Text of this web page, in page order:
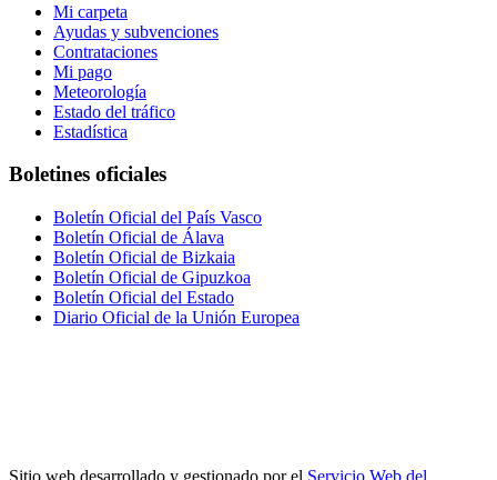
Mi carpeta
Ayudas y subvenciones
Contrataciones
Mi pago
Meteorología
Estado del tráfico
Estadística
Boletines oficiales
Boletín Oficial del País Vasco
Boletín Oficial de Álava
Boletín Oficial de Bizkaia
Boletín Oficial de Gipuzkoa
Boletín Oficial del Estado
Diario Oficial de la Unión Europea
Sitio web desarrollado y gestionado por el Servicio Web del